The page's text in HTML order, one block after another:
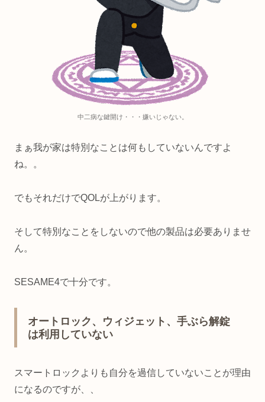
中二病な鍵開け・・・嫌いじゃない。
まぁ我が家は特別なことは何もしていないんですよ
ね。。
でもそれだけでQOLが上がります。
そして特別なことをしないので他の製品は必要ありませ
ん。
SESAME4で十分です。
オートロック、ウィジェット、手ぶら解錠
は利用していない
スマートロックよりも自分を過信していないことが理由
になるのですが、、